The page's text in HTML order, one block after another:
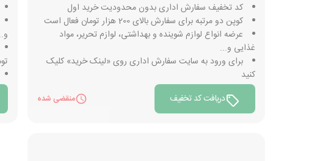
کد تخفیف سفارش اداری بدون محدودیت خرید اول
کوپن دو مرتبه برای سفارش بالای 200 هزار تومان فعال است
عرضه انواع لوازم شوینده و بهداشتی، لوازم تحریر، مواد
غذایی و...
برای ورود به سایت سفارش اداری روی «لینک خرید» کلیک
کنید
دریافت کد تخفیف
منقضی شده